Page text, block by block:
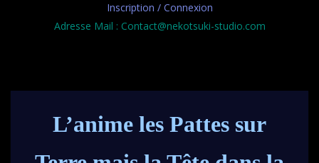
Inscription / Connexion
Adresse Mail : Contact@nekotsuki-studio.com
L’anime les Pattes sur